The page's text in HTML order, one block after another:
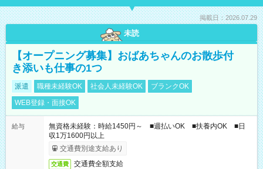
掲載日：2026.07.29
未読
【オープニング募集】おばあちゃんのお散歩付
き添いも仕事の1つ
派遣 職種未経験OK 社会人未経験OK
ブランクOK
WEB登録・面接OK
給与
無資格未経験：時給1450円～ ■週払いOK ■扶養内OK ■日
収1万1600円以上
交通費別途支給あり
交通費 交通費全額支給